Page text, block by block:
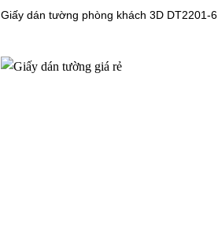
Giấy dán tường văn phòng 56138-1
Giấy dán tường phòng khách 3D DT2201-6